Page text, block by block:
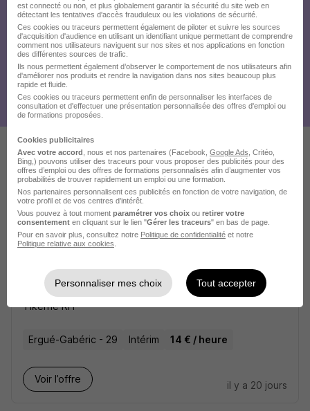
Ces offres pourraient aussi
vous intéresser
Jardinier Paysagiste H/F
Tikerné RH
Ergué-Gabéric - 29 Intérim 14 € / heure
Voir l’offre
il y a 20 jours
est connecté ou non, et plus globalement garantir la sécurité du site web en
détectant les tentatives d'accès frauduleux ou les violations de sécurité.
Ces cookies ou traceurs permettent également de piloter et suivre les sources
d'acquisition d'audience en utilisant un identifiant unique permettant de comprendre
comment nos utilisateurs naviguent sur nos sites et nos applications en fonction
des différentes sources de trafic.
Ils nous permettent également d’observer le comportement de nos utilisateurs afin
d'améliorer nos produits et rendre la navigation dans nos sites beaucoup plus
rapide et fluide.
Ces cookies ou traceurs permettent enfin de personnaliser les interfaces de
consultation et d'effectuer une présentation personnalisée des offres d'emploi ou
de formations proposées.
Cookies publicitaires
Avec votre accord , nous et nos partenaires (Facebook, Google Ads , Critéo,
Bing,) pouvons utiliser des traceurs pour vous proposer des publicités pour des
offres d’emploi ou des offres de formations personnalisés afin d’augmenter vos
probabilités de trouver rapidement un emploi ou une formation.
Nos partenaires personnalisent ces publicités en fonction de votre navigation, de
votre profil et de vos centres d’intérêt.
Vous pouvez à tout moment paramétrer vos choix ou retirer votre
consentement en cliquant sur le lien "Gérer les traceurs" en bas de page.
Pour en savoir plus, consultez notre Politique de confidentialité et notre
Politique relative aux cookies
Personnaliser mes choix Tout accepter